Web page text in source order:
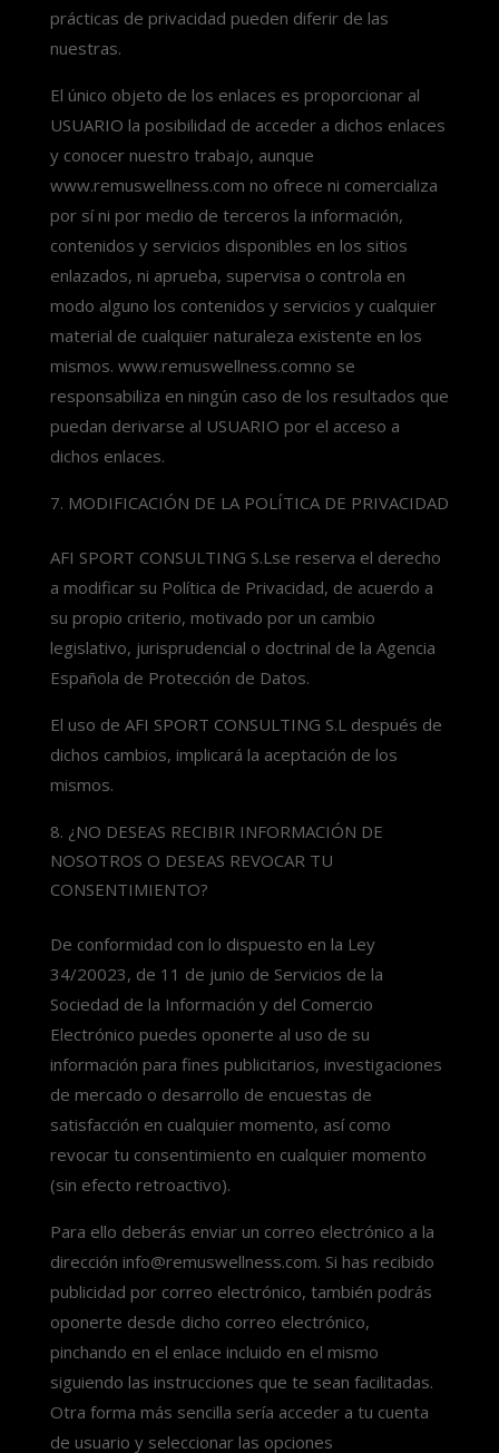
prácticas de privacidad pueden diferir de las
nuestras.
El único objeto de los enlaces es proporcionar al
USUARIO la posibilidad de acceder a dichos enlaces
y conocer nuestro trabajo, aunque
www.remuswellness.com no ofrece ni comercializa
por sí ni por medio de terceros la información,
contenidos y servicios disponibles en los sitios
enlazados, ni aprueba, supervisa o controla en
modo alguno los contenidos y servicios y cualquier
material de cualquier naturaleza existente en los
mismos. www.remuswellness.comno se
responsabiliza en ningún caso de los resultados que
puedan derivarse al USUARIO por el acceso a
dichos enlaces.
MODIFICACIÓN DE LA POLÍTICA DE PRIVACIDAD
AFI SPORT CONSULTING S.Lse reserva el derecho
a modificar su Política de Privacidad, de acuerdo a
su propio criterio, motivado por un cambio
legislativo, jurisprudencial o doctrinal de la Agencia
Española de Protección de Datos.
El uso de AFI SPORT CONSULTING S.L después de
dichos cambios, implicará la aceptación de los
mismos.
¿NO DESEAS RECIBIR INFORMACIÓN DE
NOSOTROS O DESEAS REVOCAR TU
CONSENTIMIENTO?
De conformidad con lo dispuesto en la Ley
34/20023, de 11 de junio de Servicios de la
Sociedad de la Información y del Comercio
Electrónico puedes oponerte al uso de su
información para fines publicitarios, investigaciones
de mercado o desarrollo de encuestas de
satisfacción en cualquier momento, así como
revocar tu consentimiento en cualquier momento
(sin efecto retroactivo).
Para ello deberás enviar un correo electrónico a la
dirección info@remuswellness.com. Si has recibido
publicidad por correo electrónico, también podrás
oponerte desde dicho correo electrónico,
pinchando en el enlace incluido en el mismo
siguiendo las instrucciones que te sean facilitadas.
Otra forma más sencilla sería acceder a tu cuenta
de usuario y seleccionar las opciones